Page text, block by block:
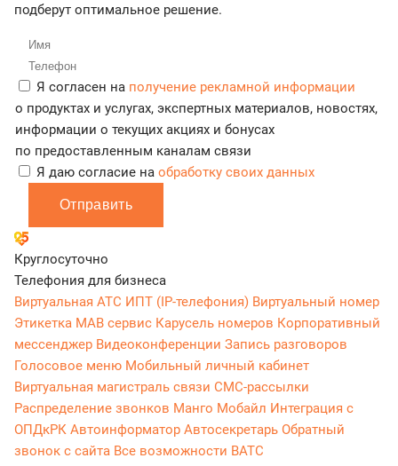
подберут оптимальное решение.
Я согласен на получение рекламной информации
о продуктах и услугах, экспертных материалов, новостях,
информации о текущих акциях и бонусах
по предоставленным каналам связи
Я даю согласие на обработку своих данных
Отправить
Круглосуточно
Телефония для бизнеса
Виртуальная АТС ИПТ (IP-телефония) Виртуальный номер
Этикетка МАВ сервис Карусель номеров Корпоративный
мессенджер Видеоконференции Запись разговоров
Голосовое меню Мобильный личный кабинет
Виртуальная магистраль связи СМС-рассылки
Распределение звонков Манго Мобайл Интеграция с
ОПДкРК Автоинформатор Автосекретарь Обратный
звонок с сайта Все возможности ВАТС